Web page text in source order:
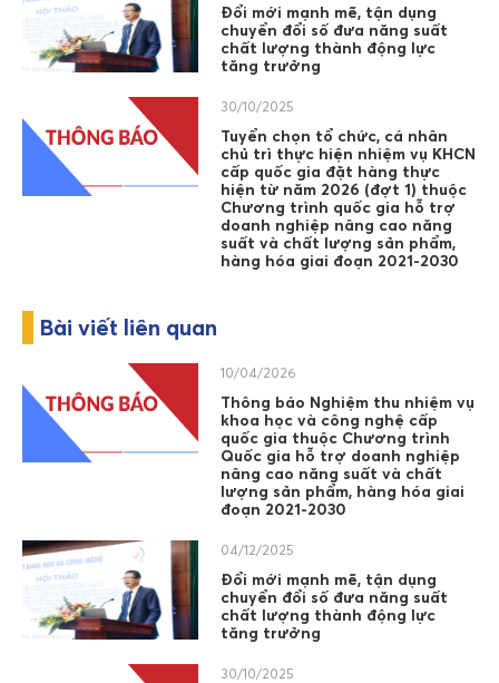
Đổi mới mạnh mẽ, tận dụng
chuyển đổi số đưa năng suất
chất lượng thành động lực
tăng trưởng
30/10/2025
Tuyển chọn tổ chức, cá nhân
chủ trì thực hiện nhiệm vụ KHCN
cấp quốc gia đặt hàng thực
hiện từ năm 2026 (đợt 1) thuộc
Chương trình quốc gia hỗ trợ
doanh nghiệp nâng cao năng
suất và chất lượng sản phẩm,
hàng hóa giai đoạn 2021-2030
Bài viết liên quan
10/04/2026
Thông báo Nghiệm thu nhiệm vụ
khoa học và công nghệ cấp
quốc gia thuộc Chương trình
Quốc gia hỗ trợ doanh nghiệp
nâng cao năng suất và chất
lượng sản phẩm, hàng hóa giai
đoạn 2021-2030
04/12/2025
Đổi mới mạnh mẽ, tận dụng
chuyển đổi số đưa năng suất
chất lượng thành động lực
tăng trưởng
30/10/2025